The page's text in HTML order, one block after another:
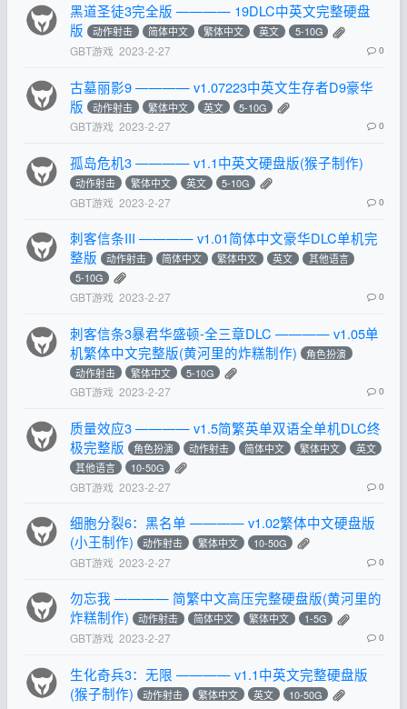
黑道圣徒3完全版 ———— 19DLC中英文完整硬盘
版
动作射击 简体中文 繁体中文 英文 5-10G
GBT游戏 2023-2-27 0
古墓丽影9 ———— v1.07223中英文生存者D9豪华
版
动作射击 繁体中文 英文 5-10G
GBT游戏 2023-2-27 0
孤岛危机3 ———— v1.1中英文硬盘版(猴子制作)
动作射击 繁体中文 英文 5-10G
GBT游戏 2023-2-27 0
刺客信条III ———— v1.01简体中文豪华DLC单机完
整版
动作射击 简体中文 繁体中文 英文
其他语言
5-10G
GBT游戏 2023-2-27 0
刺客信条3暴君华盛顿-全三章DLC ———— v1.05单
机繁体中文完整版(黄河里的炸糕制作)
角色扮演
动作射击
繁体中文 5-10G
GBT游戏 2023-2-27 0
质量效应3 ———— v1.5简繁英单双语全单机DLC终
极完整版
角色扮演 动作射击 简体中文 繁体中文
英文
其他语言
10-50G
GBT游戏 2023-2-27 0
细胞分裂6：黑名单 ———— v1.02繁体中文硬盘版
(小王制作)
动作射击 繁体中文 10-50G
GBT游戏 2023-2-27 0
勿忘我 ———— 简繁中文高压完整硬盘版(黄河里的
炸糕制作)
动作射击 简体中文 繁体中文 1-5G
GBT游戏 2023-2-27 0
生化奇兵3：无限 ———— v1.1中英文完整硬盘版
(猴子制作)
动作射击 繁体中文 英文 10-50G